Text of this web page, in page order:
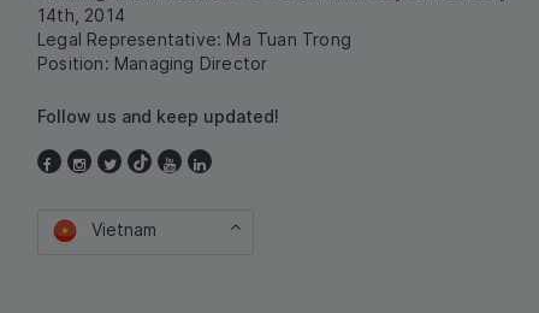
14th, 2014
Legal Representative: Ma Tuan Trong
Position: Managing Director
Follow us and keep updated!
Vietnam